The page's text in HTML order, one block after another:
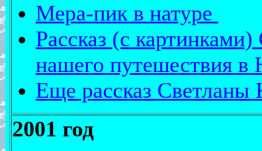
Мера-пик в натуре
Рассказ (с
нашего путешествия в
Еще рассказ Светланы
2001 год